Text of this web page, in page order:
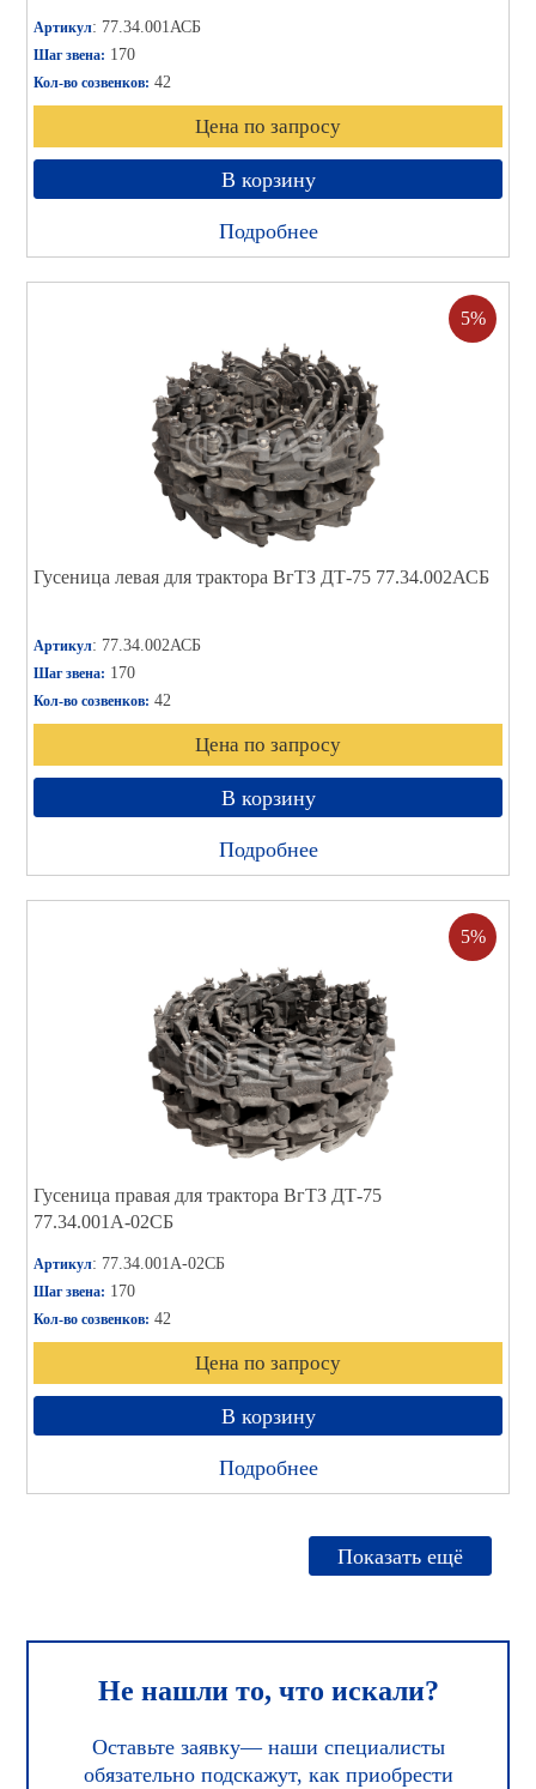
Артикул: 77.34.001АСБ
Шаг звена: 170
Кол-во созвенков: 42
Цена по запросу
В корзину
Подробнее
5%
Гусеница левая для трактора ВгТЗ ДТ-75 77.34.002АСБ
Артикул: 77.34.002АСБ
Шаг звена: 170
Кол-во созвенков: 42
Цена по запросу
В корзину
Подробнее
5%
Гусеница правая для трактора ВгТЗ ДТ-75
77.34.001А-02СБ
Артикул: 77.34.001А-02СБ
Шаг звена: 170
Кол-во созвенков: 42
Цена по запросу
В корзину
Подробнее
Показать ещё
Не нашли то, что искали?
Оставьте заявку— наши специалисты
обязательно подскажут, как приобрести